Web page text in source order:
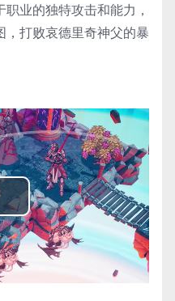
业的独特攻击和能力，
，打败哀德里奇神父的暴